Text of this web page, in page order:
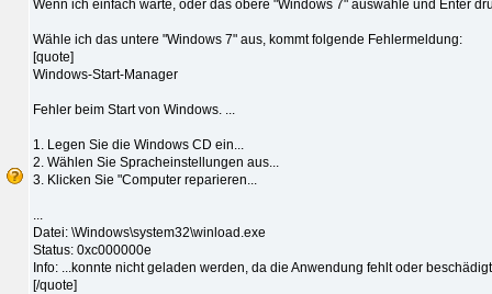
Wenn ich einfach warte, oder das obere "Windows 7" auswähle und Enter
Wähle ich das untere "Windows 7" aus, kommt folgende Fehlermeldung:
[quote]
Windows-Start-Manager
Fehler beim Start von Windows. ...
1. Legen Sie die Windows CD ein...
2. Wählen Sie Spracheinstellungen aus...
3. Klicken Sie "Computer reparieren...
Datei: \Windows\system32\winload.exe
Status: 0xc000000e
Info: ...konnte nicht geladen werden, da die Anwendung fehlt oder
[/quote]